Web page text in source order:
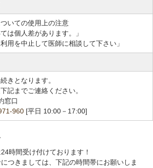
いての使用上の注意
は個人差があります。」
用を中止して医師に相談して下さい」
きとなります。
記までご連絡ください。
窓口
960 [平日 10:00－17:00]
時間受け付けております！
つきましては、下記の時間帯にお願いしま